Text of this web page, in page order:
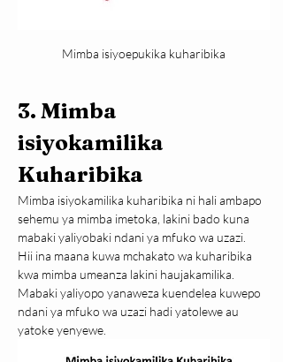
Mimba isiyoepukika kuharibika
3. Mimba
isiyokamilika
Kuharibika
Mimba isiyokamilika kuharibika ni hali ambapo
sehemu ya mimba imetoka, lakini bado kuna
mabaki yaliyobaki ndani ya mfuko wa uzazi.
Hii ina maana kuwa mchakato wa kuharibika
kwa mimba umeanza lakini haujakamilika.
Mabaki yaliyopo yanaweza kuendelea kuwepo
ndani ya mfuko wa uzazi hadi yatolewe au
yatoke yenyewe.